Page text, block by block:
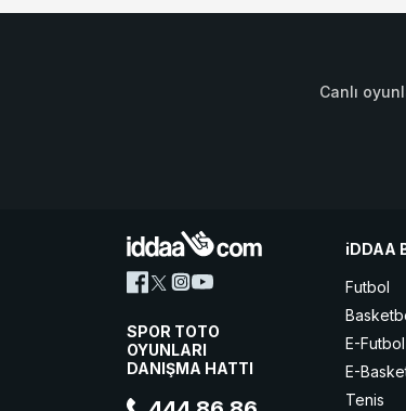
Canlı
SPOR TOTO
OYUNLARI
DANIŞMA HATTI
iDDAA
Futbol
E-Futbol
E-
Tenis